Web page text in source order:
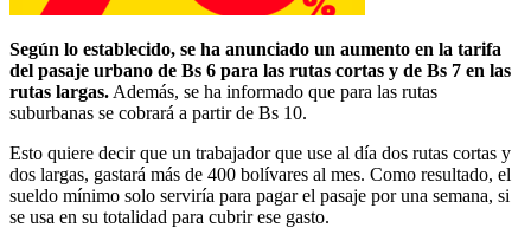
Según lo establecido, se ha anunciado un aumento en la tarifa
del pasaje urbano de Bs 6 para las rutas cortas y de Bs 7 en las
rutas largas. Además, se ha informado que para las rutas
suburbanas se cobrará a partir de Bs 10.
Esto quiere decir que un trabajador que use al día dos rutas cortas y
dos largas, gastará más de 400 bolívares al mes. Como resultado, el
sueldo mínimo solo serviría para pagar el pasaje por una semana, si
se usa en su totalidad para cubrir ese gasto.